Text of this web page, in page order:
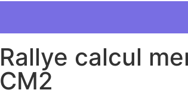
Rallye calcul
CM2